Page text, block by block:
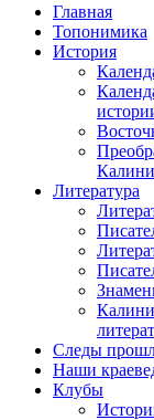
Главная
Топонимика
История
Литература
Следы
Наши
Клубы